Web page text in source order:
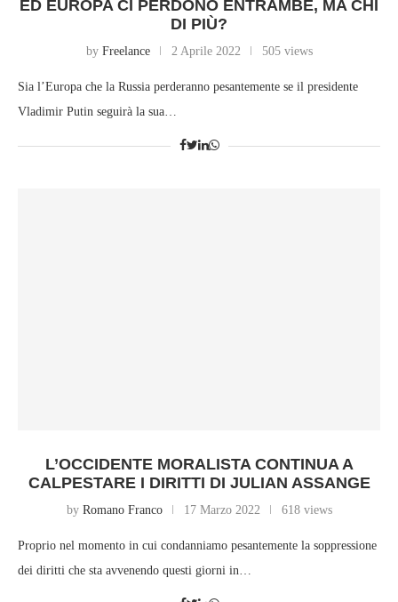
ED EUROPA CI PERDONO ENTRAMBE, MA CHI
DI PIÙ?
by Freelance 2 Aprile 2022 505 views
Sia l’Europa che la Russia perderanno pesantemente se il presidente
Vladimir Putin seguirà la sua…
L’OCCIDENTE MORALISTA CONTINUA A
CALPESTARE I DIRITTI DI JULIAN ASSANGE
by Romano Franco 17 Marzo 2022 618 views
Proprio nel momento in cui condanniamo pesantemente la soppressione
dei diritti che sta avvenendo questi giorni in…